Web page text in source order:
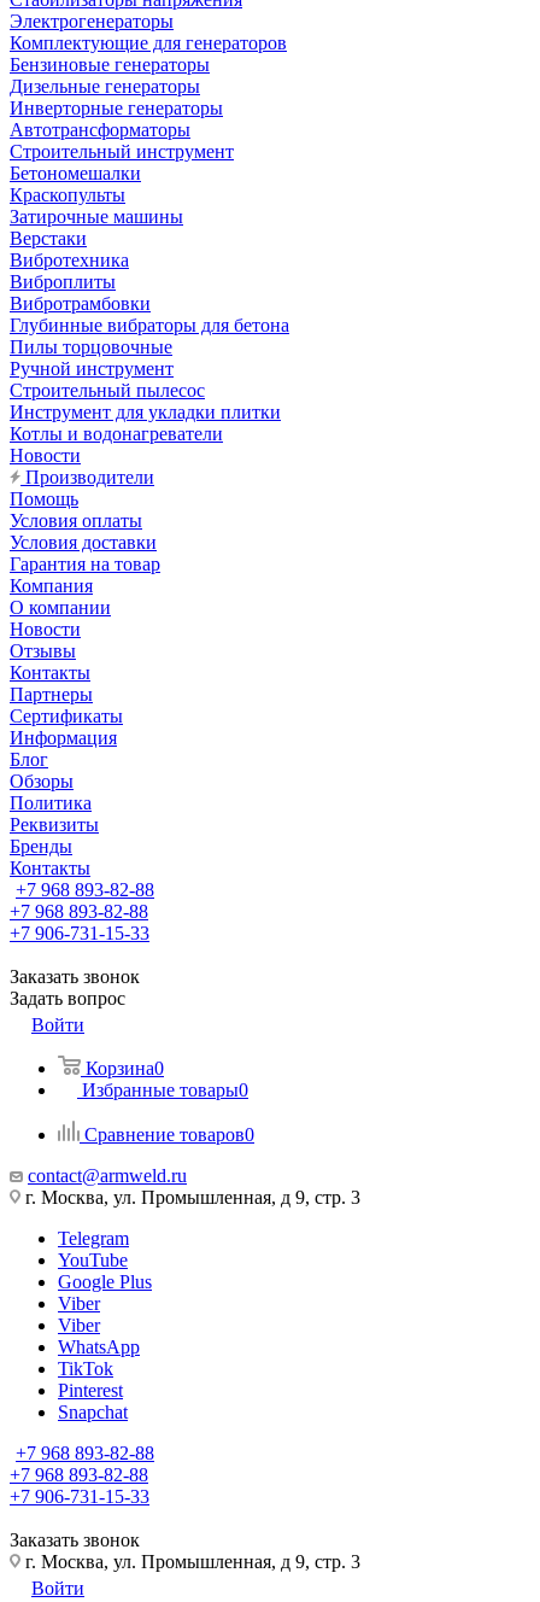
Электрогенераторы
Комплектующие для генераторов
Бензиновые генераторы
Дизельные генераторы
Инверторные генераторы
Автотрансформаторы
Строительный инструмент
Бетономешалки
Краскопульты
Затирочные машины
Верстаки
Вибротехника
Виброплиты
Вибротрамбовки
Глубинные вибраторы для бетона
Пилы торцовочные
Ручной инструмент
Строительный пылесос
Инструмент для укладки плитки
Котлы и водонагреватели
Новости
Производители
Помощь
Условия оплаты
Условия доставки
Гарантия на товар
Компания
О компании
Новости
Отзывы
Контакты
Партнеры
Сертификаты
Информация
Блог
Обзоры
Политика
Реквизиты
Бренды
Контакты
+7 968 893-82-88
+7 968 893-82-88
+7 906-731-15-33
Заказать звонок
Задать вопрос
Войти
Корзина0
Избранные товары0
Сравнение товаров0
contact@armweld.ru
г. Москва, ул. Промышленная, д 9, стр. 3
Telegram
YouTube
Google Plus
Viber
Viber
WhatsApp
TikTok
Pinterest
Snapchat
+7 968 893-82-88
+7 968 893-82-88
+7 906-731-15-33
Заказать звонок
г. Москва, ул. Промышленная, д 9, стр. 3
Войти